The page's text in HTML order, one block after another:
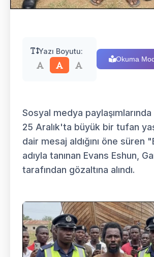
Yazı Boyutu:
Okuma
Sosyal medya paylaşımlarında
25 Aralık'ta büyük bir tufan
dair mesaj aldığını öne süren
adıyla tanınan Evans Eshun,
tarafından gözaltına alındı.